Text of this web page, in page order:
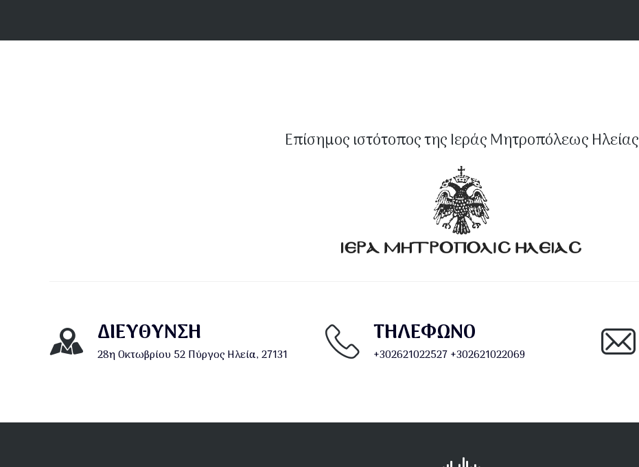
Επίσημος ιστότοπος της Ιεράς Μητροπόλεως Ηλείας
ΔΙΕΎΘΥΝΣΗ
28η Οκτωβρίου 52 Πύργος Ηλεία, 27131
ΤΗΛΕΦΩΝΟ
+302621022527 +302621022069